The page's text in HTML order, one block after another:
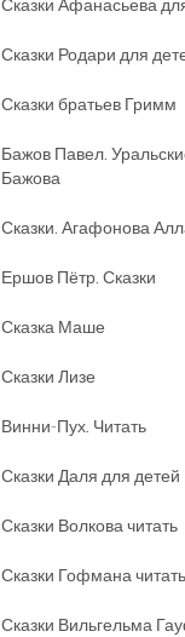
Сказки Афанасьева
Сказки Родари для
Сказки братьев Гримм
Бажов Павел.
Бажова
Сказки. Агафонова
Ершов Пётр. Сказки
Сказка Маше
Сказки Лизе
Винни-Пух. Читать
Сказки Даля для детей
Сказки Волкова читать
Сказки Гофмана читать
Сказки Вильгельма